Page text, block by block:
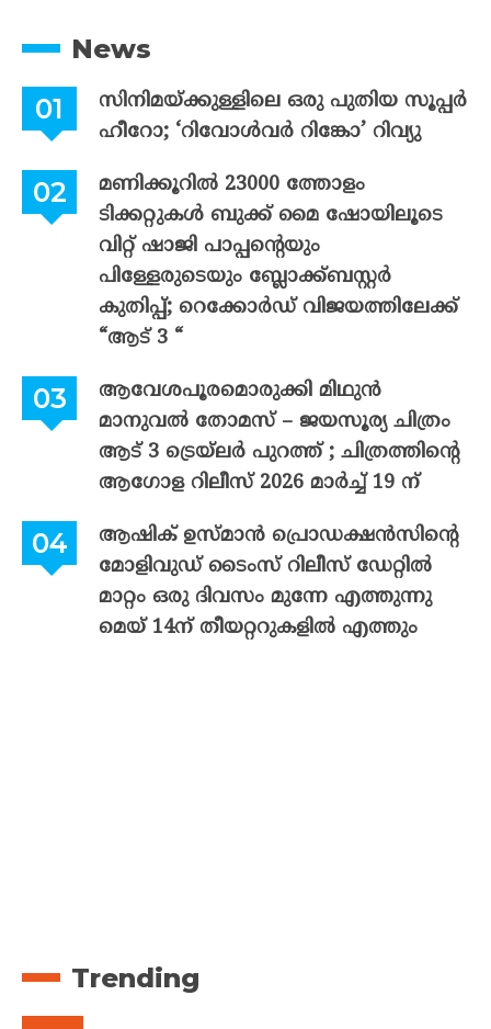
News
സിനിമയ്ക്കുള്ളിലെ ഒരു പുതിയ സൂപ്പർ
ഹീറോ; ‘റിവോൾവർ റിങ്കോ’ റിവ്യു
മണിക്കൂറിൽ 23000 ത്തോളം
ടിക്കറ്റുകൾ ബുക്ക് മൈ ഷോയിലൂടെ
വിറ്റ് ഷാജി പാപ്പന്റെയും
പിള്ളേരുടെയും ബ്ലോക്ക്ബസ്റ്റർ
കുതിപ്പ്; റെക്കോർഡ് വിജയത്തിലേക്ക്
“ആട് 3 “
ആവേശപൂരമൊരുക്കി മിഥുൻ
മാനുവൽ തോമസ് – ജയസൂര്യ ചിത്രം
ആട് 3 ട്രെയ്‌ലർ പുറത്ത് ; ചിത്രത്തിന്റെ
ആഗോള റിലീസ് 2026 മാർച്ച് 19 ന്
ആഷിക് ഉസ്മാൻ പ്രൊഡക്ഷൻസിന്റെ
മോളിവുഡ് ടൈംസ് റിലീസ് ഡേറ്റിൽ
മാറ്റം ഒരു ദിവസം മുന്നേ എത്തുന്നു
മെയ് 14ന് തീയറ്ററുകളിൽ എത്തും
Trending